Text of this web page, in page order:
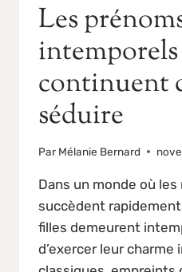
Les
continuent
séduire
Par Mélanie Bernard
Dans un monde où
succèdent
filles demeurent
d’exercer leur charme